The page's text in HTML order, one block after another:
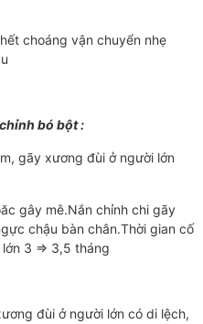
choáng vận chuyển nhẹ
bó bột :
gãy xương đùi ở người lớn
gây mê.Nắn chỉnh chi gãy
chậu bàn chân.Thời gian cố
3 => 3,5 tháng
đùi ở người lớn có di lệch,